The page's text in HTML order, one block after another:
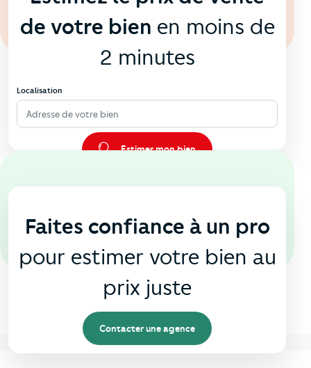
de votre bien en moins de
2 minutes
Localisation
Adresse de votre bien
Estimer mon bien
En agence
Faites confiance à un pro
pour estimer votre bien au
prix juste
Contacter une agence